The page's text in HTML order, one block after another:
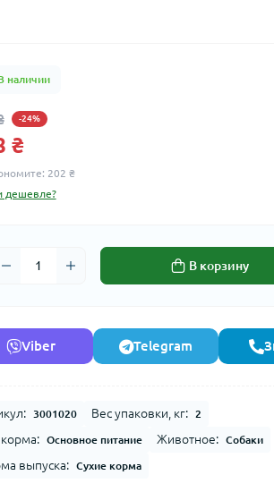
наличии
-24%
₴
202 ₴
дешевле?
В корзину
Viber Telegram
3001020 Вес упаковки, кг: 2
Основное питание Животное: Собаки
выпуска: Сухие корма